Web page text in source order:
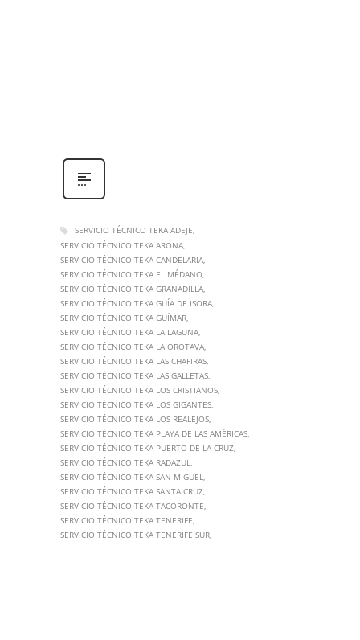
SERVICIO TÉCNICO TEKA ADEJE
SERVICIO TÉCNICO TEKA ARONA
SERVICIO TÉCNICO TEKA CANDELARIA
SERVICIO TÉCNICO TEKA EL MÉDANO
SERVICIO TÉCNICO TEKA GRANADILLA
SERVICIO TÉCNICO TEKA GUÍA DE ISORA
SERVICIO TÉCNICO TEKA GÜÍMAR
SERVICIO TÉCNICO TEKA LA LAGUNA
SERVICIO TÉCNICO TEKA LA OROTAVA
SERVICIO TÉCNICO TEKA LAS CHAFIRAS
SERVICIO TÉCNICO TEKA LAS GALLETAS
SERVICIO TÉCNICO TEKA LOS CRISTIANOS
SERVICIO TÉCNICO TEKA LOS GIGANTES
SERVICIO TÉCNICO TEKA LOS REALEJOS
SERVICIO TÉCNICO TEKA PLAYA DE LAS AMÉRICAS
SERVICIO TÉCNICO TEKA PUERTO DE LA CRUZ
SERVICIO TÉCNICO TEKA RADAZUL
SERVICIO TÉCNICO TEKA SAN MIGUEL
SERVICIO TÉCNICO TEKA SANTA CRUZ
SERVICIO TÉCNICO TEKA TACORONTE
SERVICIO TÉCNICO TEKA TENERIFE
SERVICIO TÉCNICO TEKA TENERIFE SUR